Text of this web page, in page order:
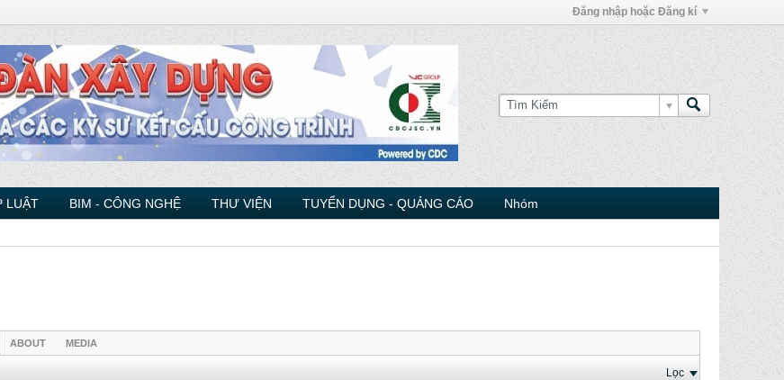
Đăng nhập hoặc Đăng kí
LUẬT BIM - CÔNG NGHỆ THƯ VIỆN TUYỂN DỤNG - QUẢNG CÁO Nhóm
ABOUT MEDIA
Lọc